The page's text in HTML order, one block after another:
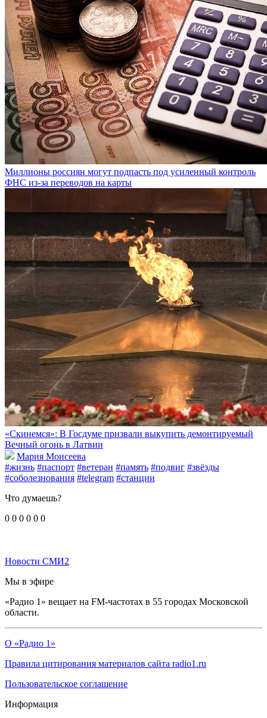
Миллионы россиян могут подпасть под усиленный контроль
ФНС из-за переводов на карты
«Скинемся»: В Госдуме призвали выкупить демонтируемый
Вечный огонь в Латвии
Мария Моисеева
#жизнь #паспорт #ветеран #память #подвиг #звёзды
#соболезнования #telegram #станции
Что думаешь?
0 0 0 0 0 0
Новости СМИ2
Мы в эфире
«Радио 1» вещает на FM-частотах в 55 городах Московской
области.
О «Радио 1»
Правила цитирования материалов сайта radio1.ru
Пользовательское соглашение
Информация